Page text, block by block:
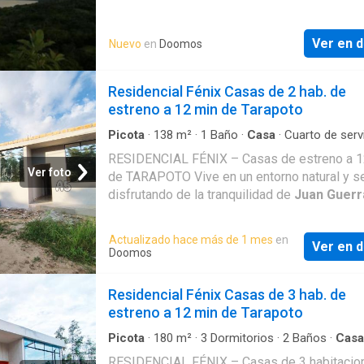
zona plana Cuenta con un riachuelo, minas
tierra blanca (porcelana), camino ecológico.
Nuevo en Doomos Ver en
Ver foto
Residencial Fénix Casas de 2 hab. de
estreno a 12 min de Tarapoto
Picota · 138 m² · 1 Baño · Casa · Cuarto de
Cocina equipada
RESIDENCIAL FÉNIX – Casas de estreno a
de TARAPOTO ‍‍Vive en un entorno natural y
disfrutando de la tranquilidad de Juan
FÉNIX te ofrece modernas casas de
huerta cercado con muro perimétrico y
concreto al rededor de todo el proyecto,
azotea. Ideales para quienes buscan
aire puro y conexión con la naturaleza
Características principales? Sala y comedor
integrados? Cocina funcional con buena
Actualizado hace más de 1 mes en
Doomos
Ver en
Residencial Fénix Casas de 3 hab. de
estreno a 12 min de Tarapoto
Picota · 180 m² · 3 Dormitorios · 2 Baños · Casa
Cuarto de servicio